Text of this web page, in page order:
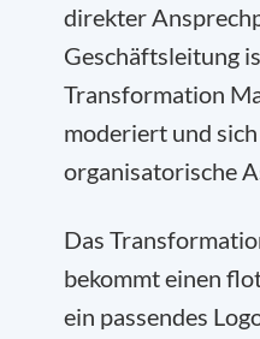
direkter
Geschäftsleitung
Transformation
moderiert und
organisatorische
Das
bekommt einen
ein passendes